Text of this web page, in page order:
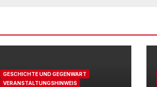
GESCHICHTE UND GEGENWART
VERANSTALTUNGSHINWEIS